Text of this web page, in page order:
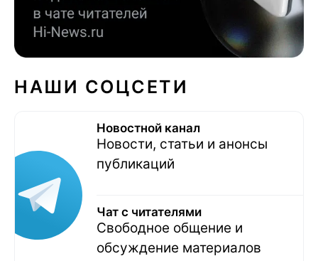
НАШИ СОЦСЕТИ
Новостной канал
Новости, статьи и анонсы
публикаций
Чат с читателями
Свободное общение и
обсуждение материалов